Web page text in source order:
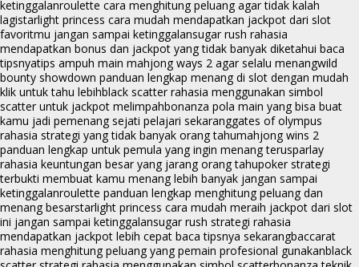
ketinggalanroulette cara menghitung peluang agar tidak kalah
lagistarlight princess cara mudah mendapatkan jackpot dari slot
favoritmu jangan sampai ketinggalansugar rush rahasia
mendapatkan bonus dan jackpot yang tidak banyak diketahui baca
tipsnyatips ampuh main mahjong ways 2 agar selalu menangwild
bounty showdown panduan lengkap menang di slot dengan mudah
klik untuk tahu lebihblack scatter rahasia menggunakan simbol
scatter untuk jackpot melimpahbonanza pola main yang bisa buat
kamu jadi pemenang sejati pelajari sekaranggates of olympus
rahasia strategi yang tidak banyak orang tahumahjong wins 2
panduan lengkap untuk pemula yang ingin menang terusparlay
rahasia keuntungan besar yang jarang orang tahupoker strategi
terbukti membuat kamu menang lebih banyak jangan sampai
ketinggalanroulette panduan lengkap menghitung peluang dan
menang besarstarlight princess cara mudah meraih jackpot dari slot
ini jangan sampai ketinggalansugar rush strategi rahasia
mendapatkan jackpot lebih cepat baca tipsnya sekarangbaccarat
rahasia menghitung peluang yang pemain profesional gunakanblack